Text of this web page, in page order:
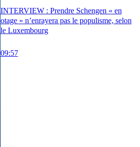
INTERVIEW : Prendre Schengen « en
otage » n’enrayera pas le populisme, selon
le Luxembourg
09:57